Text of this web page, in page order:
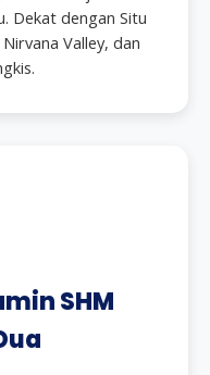
Dekat dengan Situ
Valley, dan
SHM